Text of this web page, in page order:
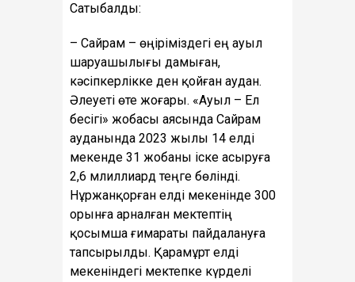
Сатыбалды:
– Сайрам – өңіріміздегі ең ауыл
шаруашылығы дамыған,
кәсіпкерлікке ден қойған аудан.
Әлеуеті өте жоғары. «Ауыл – Ел
бесігі» жобасы аясында Сайрам
ауданында 2023 жылы 14 елді
мекенде 31 жобаны іске асыруға
2,6 млиллиард теңге бөлінді.
Нұржанқорған елді мекенінде 300
орынға арналған мектептің
қосымша ғимараты пайдалануға
тапсырылды. Қарамұрт елді
мекеніндегі мектепке күрделі